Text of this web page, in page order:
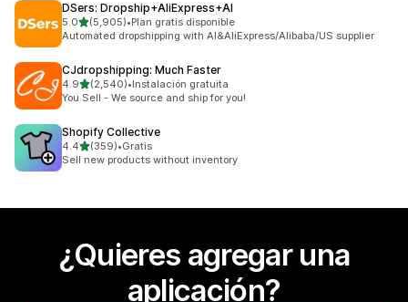
DSers: Dropship+AliExpress+AI
5.0de 5 estrellas
(5,905)
5905 reseñas en total
•Plan gratis disponible
Automated dropshipping with AI&AliExpress/Alibaba/US supplier
CJdropshipping: Much Faster
4.9de 5 estrellas
(2,540)
2540 reseñas en total
•Instalación gratuita
You Sell - We source and ship for you!
Shopify Collective
4.4de 5 estrellas
(359)
359 reseñas en total
•Gratis
Sell new products without inventory
¿Quieres agregar una
aplicación?